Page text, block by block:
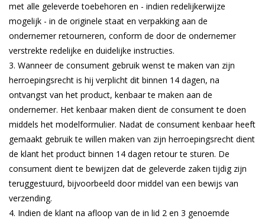
met alle geleverde toebehoren en - indien redelijkerwijze
mogelijk - in de originele staat en verpakking aan de
ondernemer retourneren, conform de door de ondernemer
verstrekte redelijke en duidelijke instructies.
Wanneer de consument gebruik wenst te maken van zijn
herroepingsrecht is hij verplicht dit binnen 14 dagen, na
ontvangst van het product, kenbaar te maken aan de
ondernemer. Het kenbaar maken dient de consument te doen
middels het modelformulier. Nadat de consument kenbaar heeft
gemaakt gebruik te willen maken van zijn herroepingsrecht dient
de klant het product binnen 14 dagen retour te sturen. De
consument dient te bewijzen dat de geleverde zaken tijdig zijn
teruggestuurd, bijvoorbeeld door middel van een bewijs van
verzending.
Indien de klant na afloop van de in lid 2 en 3 genoemde